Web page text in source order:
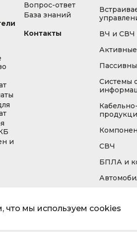
что мы используем cookies
и
Вопрос-ответ
База знаний
Контакты
ВЧ и СВЧ
Системы
СВЧ
БПЛА и